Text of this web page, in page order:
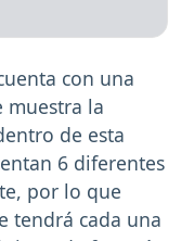
con una
muestra la
de esta
6 diferentes
por lo que
tendrá cada una